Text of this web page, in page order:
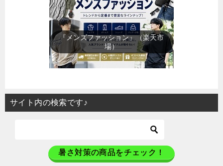
『レディースファッション』（楽
天市場）
サイト内の検索です♪
暑さ対策の商品をチェック！